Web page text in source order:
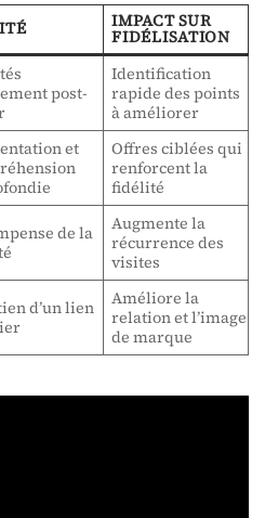
IMPACT SUR
FIDÉLISATION
post-
Identification
rapide des points
à améliorer
et
Offres ciblées qui
renforcent la
fidélité
de la
Augmente la
récurrence des
visites
d’un lien
Améliore la
relation et l’image
de marque